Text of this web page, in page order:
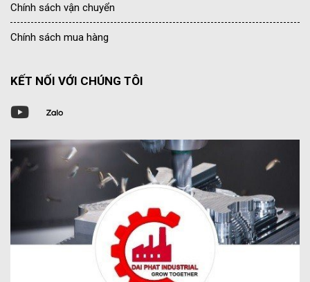
Chính sách vận chuyển
Chính sách mua hàng
KẾT NỐI VỚI CHÚNG TÔI